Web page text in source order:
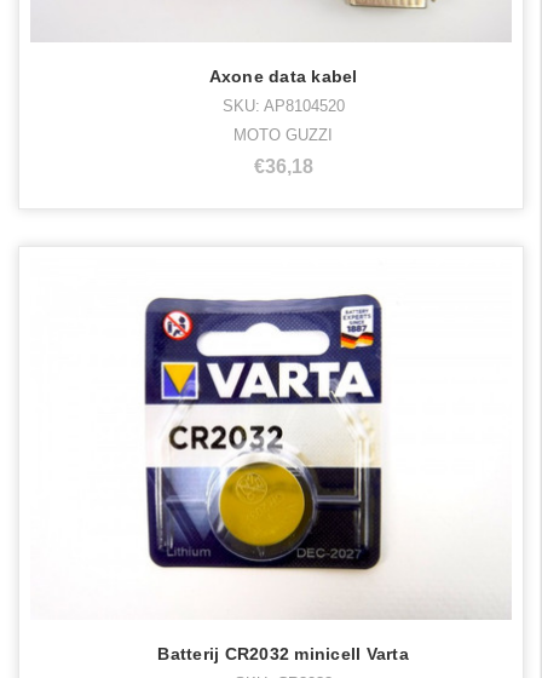
Axone data kabel
SKU: AP8104520
MOTO GUZZI
€36,18
Batterij CR2032 minicell Varta